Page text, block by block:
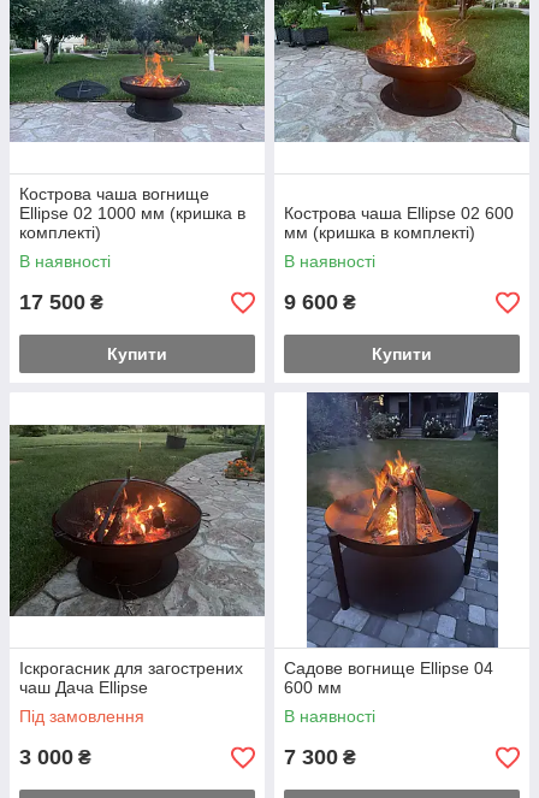
Кострова чаша вогнище
Ellipse 02 1000 мм (кришка в
комплекті)
В наявності
17 500 ₴
Купити
Кострова чаша Ellipse 02 600
мм (кришка в комплекті)
В наявності
9 600 ₴
Купити
Іскрогасник для загострених
чаш Дача Ellipse
Під замовлення
3 000 ₴
Садове вогнище Ellipse 04
600 мм
В наявності
7 300 ₴